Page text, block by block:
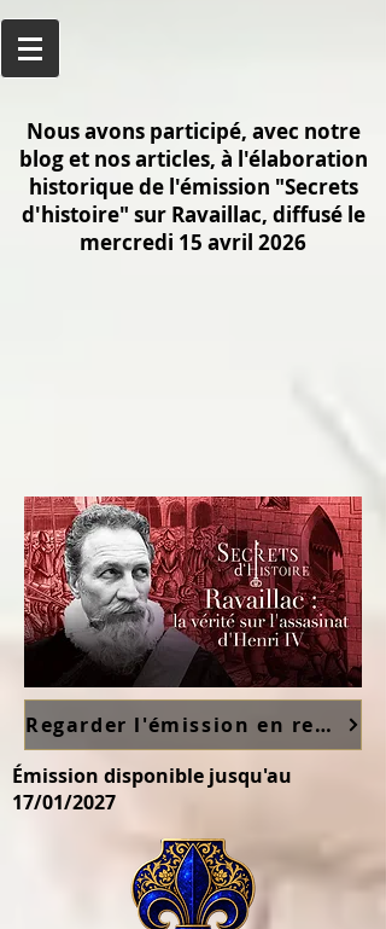
Nous avons participé, avec notre
blog et nos articles, à l'élaboration
historique de l'émission "Secrets
d'histoire" sur Ravaillac, diffusé le
mercredi 15 avril 2026
Regarder l'émission en replay sur France TV ici
Émission disponible jusqu'au
17/01/2027